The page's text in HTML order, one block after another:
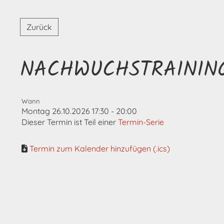
Zurück
Wann
Montag 26.10.2026 17:30 - 20:00
Dieser Termin ist Teil einer Termin-Serie
Termin zum Kalender hinzufügen (.ics)